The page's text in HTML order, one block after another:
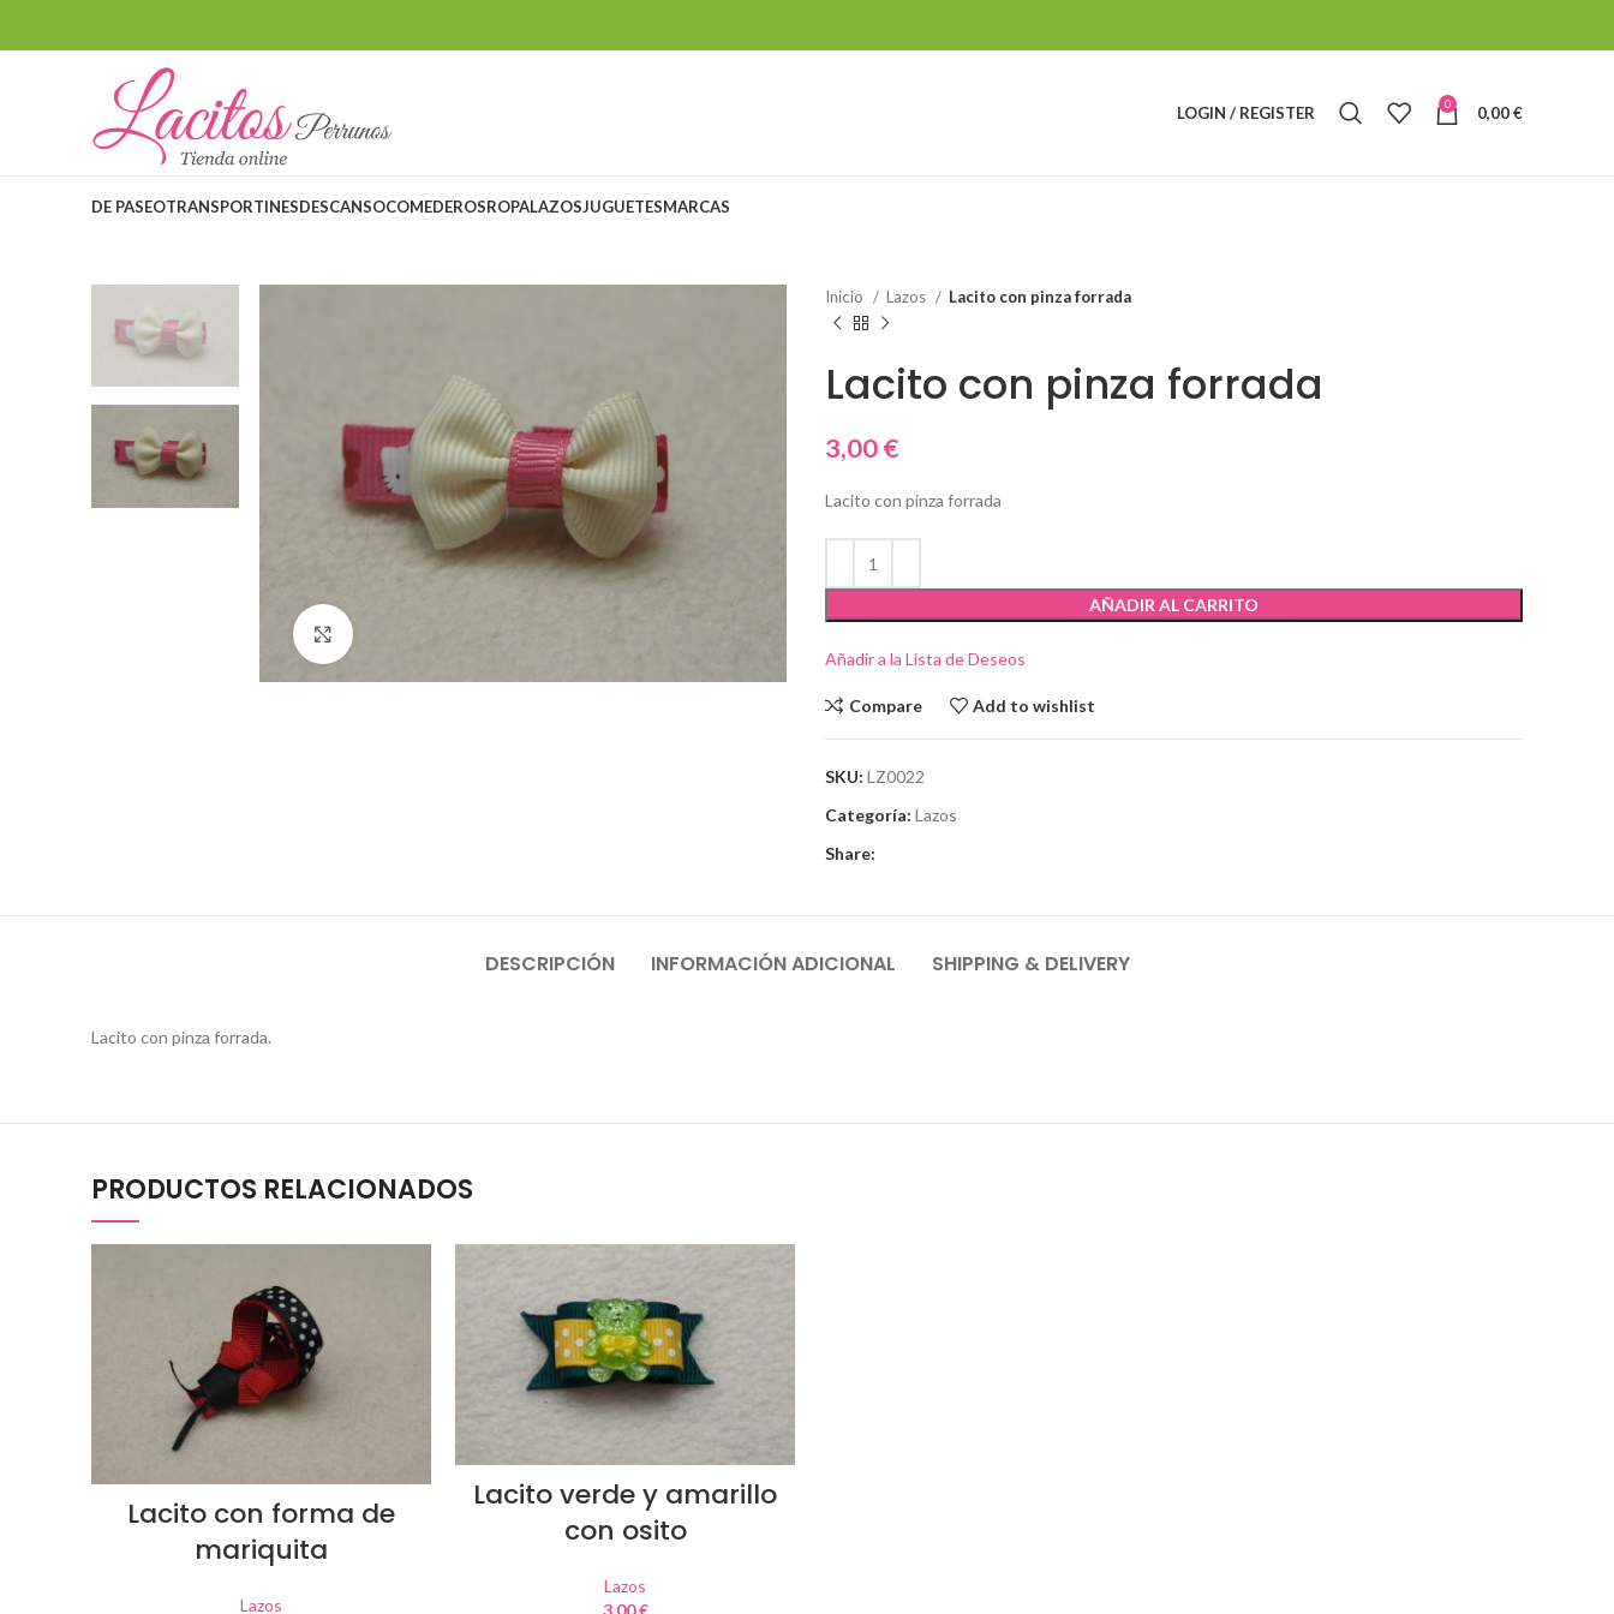
LOGIN / REGISTER 0 0,00€
DE PASEOTRANSPORTINESDESCANSOCOMEDEROSROPALAZOSJUGUETESMARCAS
Click to enlarge
Inicio Lazos Lacito con pinza forrada
Lacito con pinza forrada
3,00€
Lacito con pinza forrada
AÑADIR AL CARRITO
Añadir a la Lista de Deseos
Compare Add to wishlist
SKU: LZ0022
Categoría: Lazos
Share:
DESCRIPCIÓN INFORMACIÓN ADICIONAL SHIPPING & DELIVERY
Lacito con pinza forrada.
PRODUCTOS RELACIONADOS
Lacito con forma de
mariquita
Lazos
Lacito verde y amarillo
con osito
Lazos
3,00€